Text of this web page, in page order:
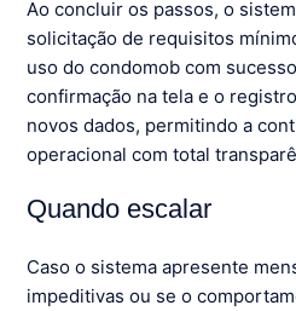
Ao concluir os passos, o
solicitação de requisitos
uso do condomob com
confirmação na tela e o
novos dados, permitindo a
operacional com total
Quando escalar
Caso o sistema apresente
impeditivas ou se o